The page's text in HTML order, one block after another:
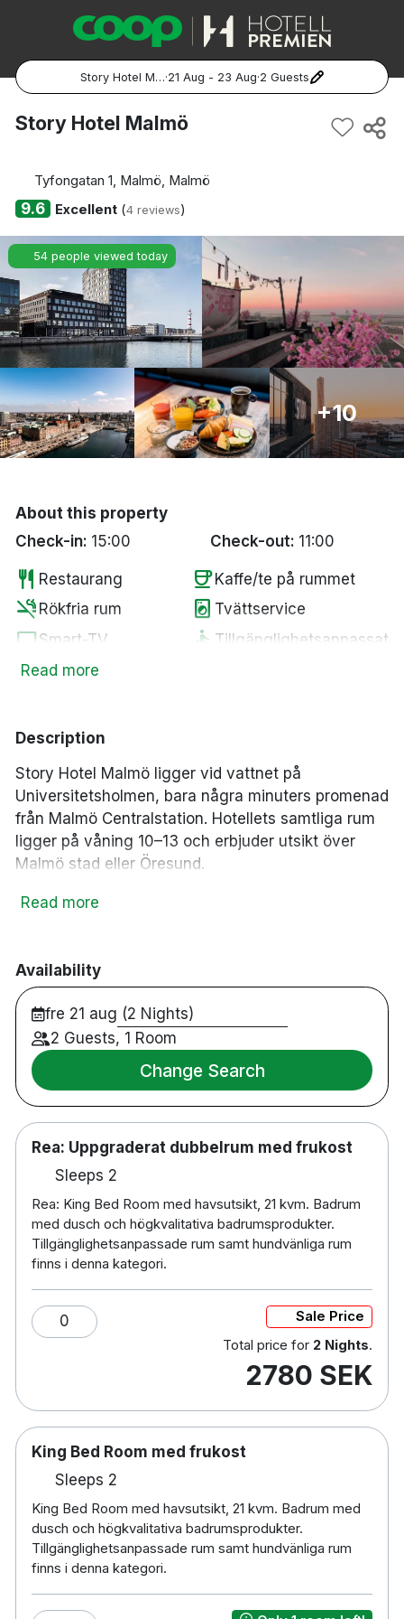
Story Hotel Malmö·21 Aug - 23 Aug·2 Guests
Popular Destinations:
Göteborg
Malmö
Hela Norge
Oslo
Bergen
Story Hotel Malmö
Tyfongatan 1, Malmö, Malmö
9.6 Excellent(4 reviews)
54 people viewed today
+10
About this property
Check-in: 15:00 Check-out: 11:00
restaurant Restaurang coffeeKaffe/te på rummet
smoke_free Rökfria rum local_laundry_service Tvättservice
tvSmart-TV accessible Tillgänglighetsanpassat
wifiFritt WiFi
local_parkingParkering mot en
kostnad
room_serviceTillgång till gym deckTakterrass
Read more
Description
Story Hotel Malmö ligger vid vattnet på
Universitetsholmen, bara några minuters promenad
från Malmö Centralstation. Hotellets samtliga rum
ligger på våning 10–13 och erbjuder utsikt över
Malmö stad eller Öresund.
Högst upp i hotellet hittar du restaurang och bar
och senare under dagen kan du njuta av asiatiskt
inspirerade rätter, cocktails och en fantastisk utsikt
över staden. I samma byggnad finns även Salads &
Smoothies och lunchrestaurangen Lokal 17.
Hotellets gäster har fri tillgång till närliggande
Nordic Wellness gym. Hundvänliga rum finns i
kategorin Uppgraderat Dubbelrum med havsutsikt
och kan bokas i mån av tillgång.
95 rum
Fri tillgång till närliggande Nordic Wellness
gym
Hundvänliga rum finns i kategorin Uppgraderat
Dubbelrum med havsutsikt och måste förbokas
Parkering finns mot en avgift i närliggande
parkeringshus
Cirka 5 minuters promenad till Malmö
Cirka 10 minuters promenad till Lilla Torg
Cirka 35 minuters bilresa till Köpenhamn
Kastrup Airport
Cirka 35 minuters bilresa till Malmö Airport
Read more
Availability
fre 21 aug (2 Nights)
2 Guests, 1 Room
Change Search
Rea: Uppgraderat dubbelrum med frukost
Sleeps 2
Rea: King Bed Room med havsutsikt, 21 kvm. Badrum
med dusch och högkvalitativa badrumsprodukter.
Tillgänglighetsanpassade rum samt hundvänliga rum
finns i denna kategori.
0
Sale Price
Total price for 2 Nights.
2780 SEK
King Bed Room med frukost
Sleeps 2
King Bed Room med havsutsikt, 21 kvm. Badrum med
dusch och högkvalitativa badrumsprodukter.
Tillgänglighetsanpassade rum samt hundvänliga rum
finns i denna kategori.